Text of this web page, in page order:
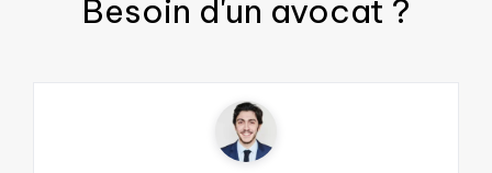
Besoin d'un avocat ?